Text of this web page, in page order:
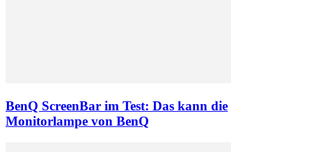
BenQ ScreenBar im Test: Das kann die
Monitorlampe von BenQ